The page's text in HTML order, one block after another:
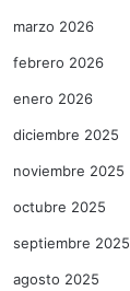
marzo 2026
febrero 2026
enero 2026
diciembre 2025
noviembre 2025
octubre 2025
septiembre 2025
agosto 2025